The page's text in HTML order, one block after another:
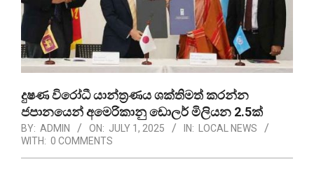
දුෂණ විරෝධී යාන්ත්‍රණය ශක්තිමත් කරන්න
ජපානයෙන් අමෙරිකානු ඩොලර් මිලියන 2.5ක්
BY: ADMIN ON: JULY 1, 2025 IN:
LOCAL NEWS
WITH: 0 COMMENTS